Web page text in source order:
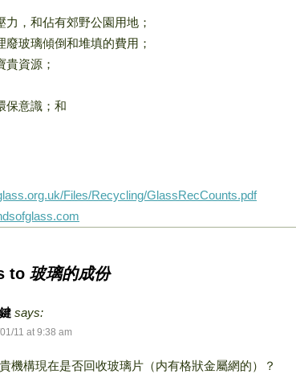
力，和佔有郊野公園用地；
廢玻璃傾倒和堆填的費用；
貴資源；
保意識；和
Files/Recycling/GlassRecCounts.pdf
to 玻璃的成份
says:
11 at 9:38 am
機構現在是否回收玻璃片（内有格狀金屬網的）？